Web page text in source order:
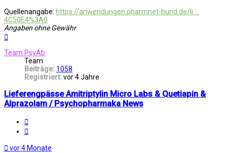
Quellenangabe: https://anwendungen.pharmnet-bund.de/li ...
4C50E4%3A0
Angaben ohne Gewähr
Team PsyAb
Team
Beiträge: 1058
Registriert: vor 4 Jahre
Lieferengpässe Amitriptylin Micro Labs & Quetiapin &
Alprazolam / Psychopharmaka News
vor 4 Monate